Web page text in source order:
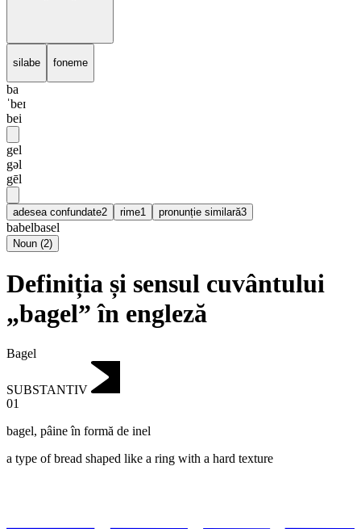
silabe foneme
ba
ˈbeɪ
bei
gel
gəl
gēl
adesea confundate2 rime1 pronunție similară3
babelbasel
Noun (2)
Definiția și sensul cuvântului
„bagel” în engleză
Bagel
SUBSTANTIV
01
bagel, pâine în formă de inel
a type of bread shaped like a ring with a hard texture